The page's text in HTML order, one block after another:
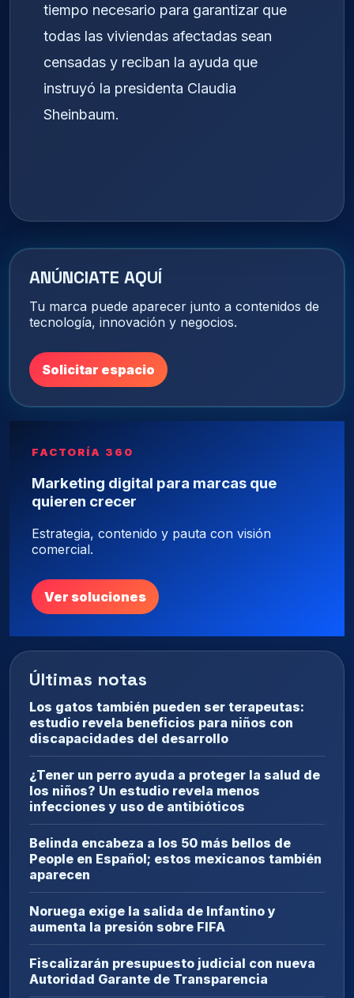
tiempo necesario para garantizar que
todas las viviendas afectadas sean
censadas y reciban la ayuda que
instruyó la presidenta Claudia
Sheinbaum.
ANÚNCIATE AQUÍ
Tu marca puede aparecer junto a contenidos de
tecnología, innovación y negocios.
Solicitar espacio
FACTORÍA 360
Marketing digital para marcas que
quieren crecer
Estrategia, contenido y pauta con visión
comercial.
Ver soluciones
Últimas notas
Los gatos también pueden ser terapeutas:
estudio revela beneficios para niños con
discapacidades del desarrollo
¿Tener un perro ayuda a proteger la salud de
los niños? Un estudio revela menos
infecciones y uso de antibióticos
Belinda encabeza a los 50 más bellos de
People en Español; estos mexicanos también
aparecen
Noruega exige la salida de Infantino y
aumenta la presión sobre FIFA
Fiscalizarán presupuesto judicial con nueva
Autoridad Garante de Transparencia